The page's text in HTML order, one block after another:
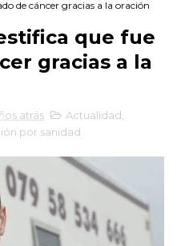
de cáncer gracias a la oración
que fue
gracias a la
atrás Actualidad
por sanidad